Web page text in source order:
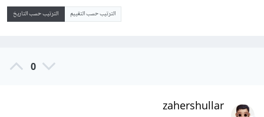
الترتيب حسب التقييم الترتيب حسب التاريخ
0
zahershullar